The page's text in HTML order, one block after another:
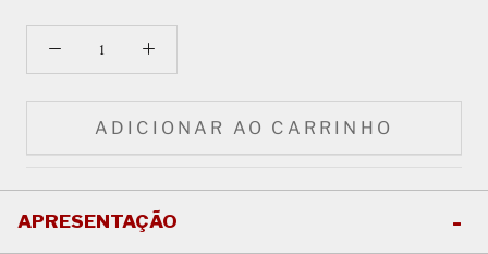
ADICIONAR AO CARRINHO
APRESENTAÇÃO